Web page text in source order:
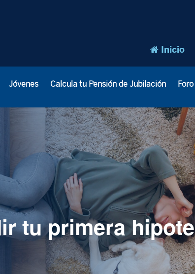
Inicio
Jóvenes Calcula tu Pensión de Jubilación
tu primera